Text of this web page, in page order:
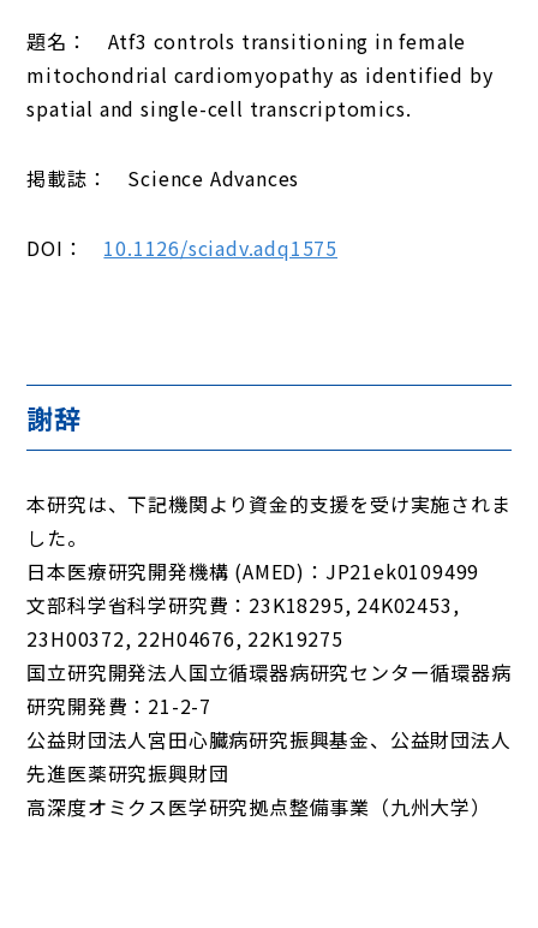
題名： Atf3 controls transitioning in female
mitochondrial cardiomyopathy as identified by
spatial and single-cell transcriptomics.
掲載誌： Science Advances
DOI： 10.1126/sciadv.adq1575
謝辞
本研究は、下記機関より資金的支援を受け実施されま
した。
日本医療研究開発機構 (AMED)：JP21ek0109499
文部科学省科学研究費：23K18295, 24K02453,
23H00372, 22H04676, 22K19275
国立研究開発法人国立循環器病研究センター循環器病
研究開発費：21-2-7
公益財団法人宮田心臓病研究振興基金、公益財団法人
先進医薬研究振興財団
高深度オミクス医学研究拠点整備事業（九州大学）